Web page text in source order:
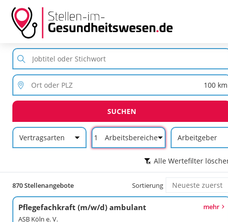
SUCHEN
Vertragsarten 1 Arbeitsbereiche Arbeitgeber
Alle Wertefilter
870 Stellenangebote Sortierung
Pflegefachkraft (m/w/d) ambulant
ASB Köln e. V.
mehr